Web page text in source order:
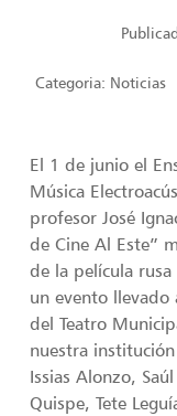
Categoria: Noticias
El 1 de junio el
Música
profesor José
de Cine Al Este”
de la película rusa
un evento llevado
del Teatro
nuestra
Issias Alonzo,
Quispe, Tete